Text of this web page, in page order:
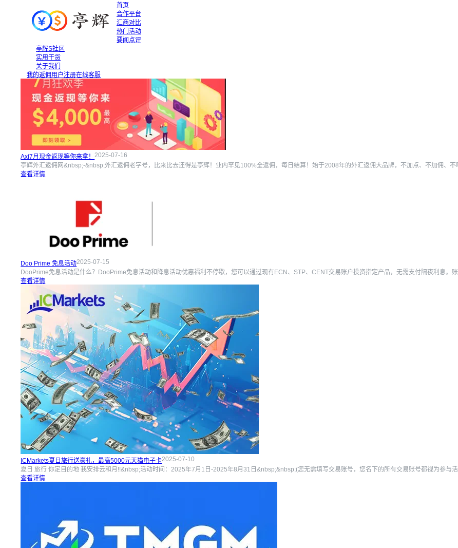
首页
合作平台
汇商对比
热门活动
要闻点评
亭辉S社区
实用干货
关于我们
我的返佣用户注册在线客服
Axi7月现金返现等你来拿！2025-07-16
亭辉外汇返佣网&nbsp;-&nbsp;外汇返佣老字号，比来比去还得是亭辉！业内罕见100%全返佣，每日结算！始于2008年的外汇返佣大品牌，不加点、不加佣、
查看详情
Doo Prime 免息活动2025-07-15
DooPrime免息活动是什么？DooPrime免息活动和降息活动优惠福利不停歇，您可以通过现有ECN、STP、CENT交易账户投资指定产品，无需支付隔夜利息
查看详情
ICMarkets夏日旅行送豪礼，最高5000元天猫电子卡2025-07-10
夏日 旅行 你定目的地 我安排云和月!!&nbsp;活动时间：2025年7月1日-2025年8月31日&nbsp;&nbsp;(您无需填写交易账号，您名下的所有交易账号都视为参
查看详情